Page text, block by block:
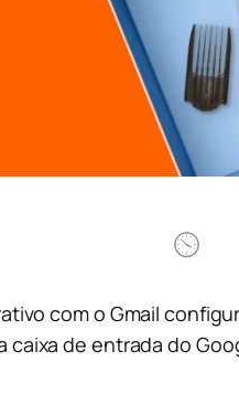
com o Gmail
caixa de entrada do